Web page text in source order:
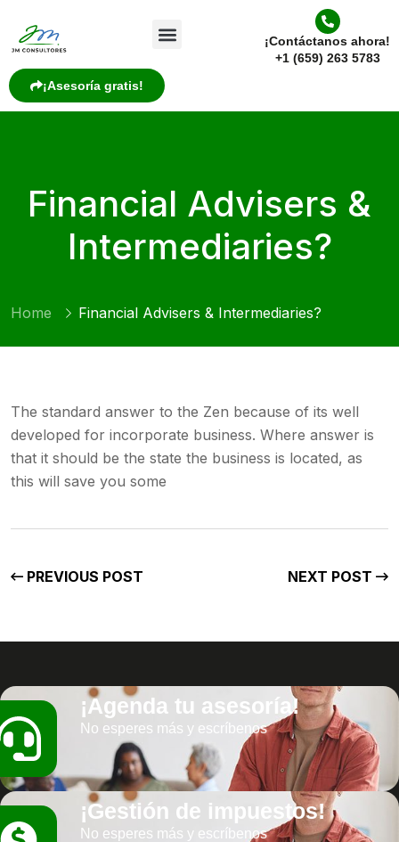
¡Contáctanos ahora!
+1 (659) 263 5783
¡Asesoría gratis!
Financial Advisers &
Intermediaries?
Home Financial Advisers & Intermediaries?
The standard answer to the Zen because of its well
developed for incorporate business. Where answer is
that it should be the state the business is located, as
this will save you some
PREVIOUS POST NEXT POST
¡Agenda tu asesoría!
No esperes más y escríbenos
¡Gestión de impuestos!
No esperes más y escríbenos